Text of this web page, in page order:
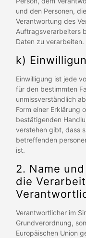
und den Personen,
Verantwortung des
Auftragsverarbeiters
Daten zu verarbeiten.
k)
Einwilligung ist jede
für den bestimmten
unmissverständlich
Form einer Erklärung
bestätigenden
verstehen gibt, dass
betreffenden
ist.
2. Name
die
Verantwortlicher im
Grundverordnung,
Europäischen Union